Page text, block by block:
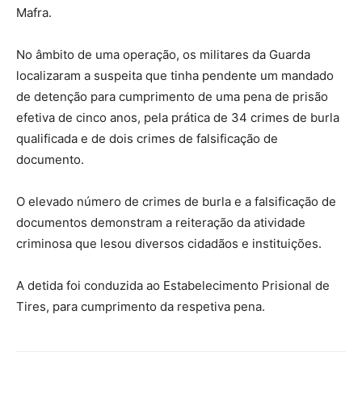
Mafra.
No âmbito de uma operação, os militares da Guarda
localizaram a suspeita que tinha pendente um mandado
de detenção para cumprimento de uma pena de prisão
efetiva de cinco anos, pela prática de 34 crimes de burla
qualificada e de dois crimes de falsificação de
documento.
O elevado número de crimes de burla e a falsificação de
documentos demonstram a reiteração da atividade
criminosa que lesou diversos cidadãos e instituições.
A detida foi conduzida ao Estabelecimento Prisional de
Tires, para cumprimento da respetiva pena.